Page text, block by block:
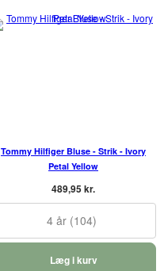
Tommy Hilfiger Bluse - Strik - Ivory
Petal Yellow
489,95 kr.
4 år (104)
Læg i kurv